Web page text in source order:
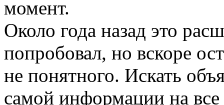
момент.
Около года назад это
попробовал, но вскоре
не понятного. Искать
самой информации на все